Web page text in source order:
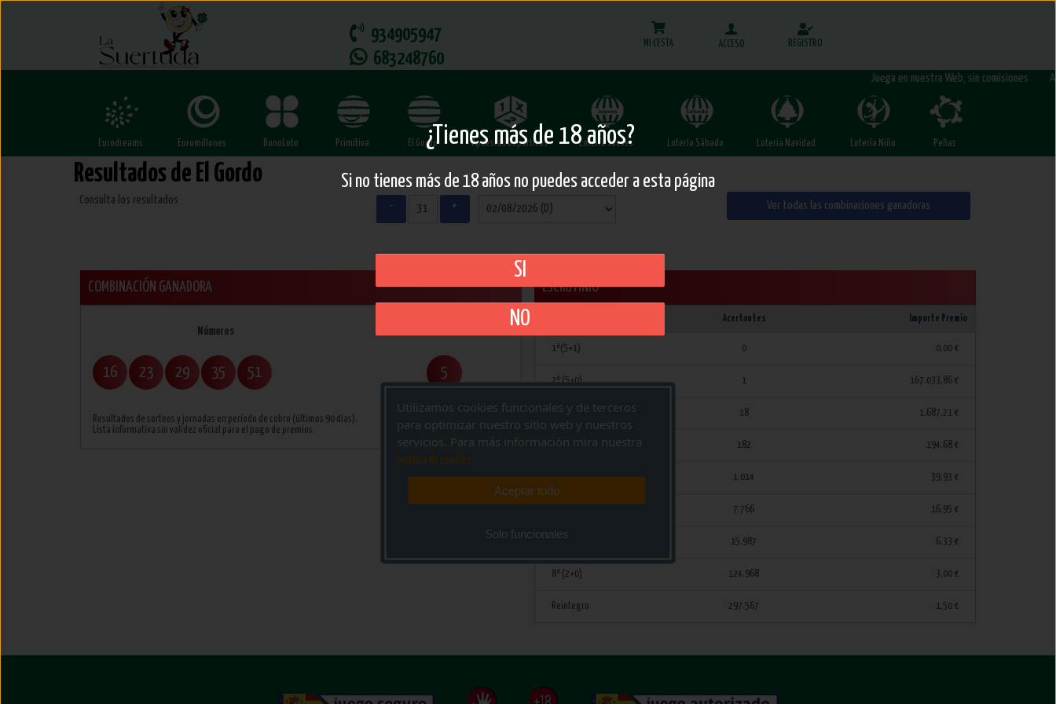
934905947
683248760
MI CESTA ACCESO REGISTRO
Juega en nuestra Web, sin comisiones
Eurodreams Euromillones BonoLoto Primitiva El Gordo Apuestas Deportivas Lotería Jueves Lotería Sábado Lotería Navidad Lotería Niño Peñas
Resultados de El Gordo
Consulta los resultados - + Ver todas las combinaciones ganadoras
COMBINACIÓN GANADORA
Números
16 23 29 35 51 5
Resultados de sorteos y jornadas en periodo de cobro (últimos 90 días).
Lista informativa sin validez oficial para el pago de premios.
ESCRUTINIO
Acertantes Importe Premio
1ª(5+1) 0 0,00 €
2ª (5+0) 1 167.033,86 €
3ª (4+1) 18 1.687,21 €
4ª (4+0) 182 194,68 €
5ª (3+1) 1.014 39,93 €
7.766 16,95 €
7ª(2+1) 15.987 6,33 €
8ª (2+0) 124.968 3,00 €
Reintegro 297.567 1,50 €
Utilizamos cookies funcionales y de terceros
para optimizar nuestro sitio web y nuestros
servicios. Para más información mira nuestra
politica de cookies
Aceptar todo
Solo funcionales
¿Tienes más de 18 años?
Si no tienes más de 18 años no puedes acceder a esta página
SI
NO